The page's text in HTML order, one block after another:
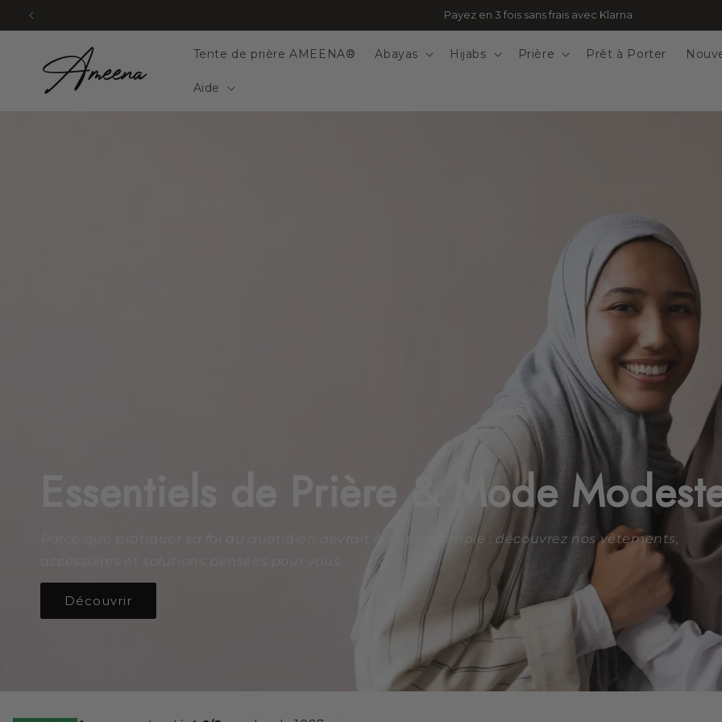
passer
au
Livraison en point relais offerte en France dès 80€
Tente de prière AMEENA® Abayas Hijabs Prière Prêt à Porter
Aide
Essentiels de Prière & Mode
Parce que pratiquer sa foi au quotidien devrait être plus simple : découvrez nos vêtements,
Découvrir